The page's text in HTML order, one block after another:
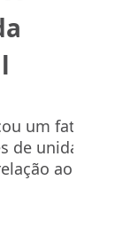
um
de unidades
ao